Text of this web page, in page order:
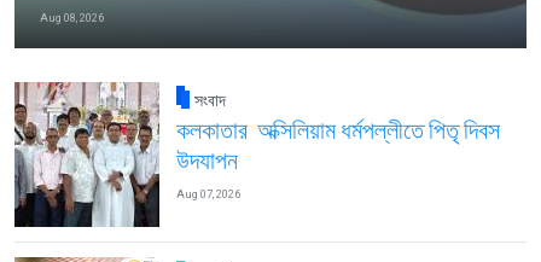
Aug 08, 2026
সংবাদ
কলকাতার অক্সিলিয়াম ধর্মপল্লীতে পিতৃ দিবস
উদযাপন
Aug 07, 2026